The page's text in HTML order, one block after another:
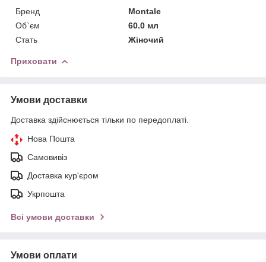
Бренд
Montale
Об`єм
60.0 мл
Стать
Жіночий
Приховати
Умови доставки
Доставка здійснюється тільки по передоплаті.
Нова Пошта
Самовивіз
Доставка кур'єром
Укрпошта
Всі умови доставки
Умови оплати